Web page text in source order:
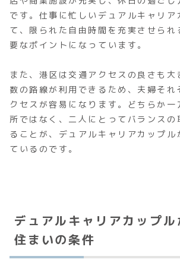
です。仕事に忙しいデュアルキャリア
て、限られた自由時間を充実させられ
要なポイントになっています。
また、港区は交通アクセスの良さも大
数の路線が利用できるため、夫婦それ
クセスが容易になります。どちらか一
所ではなく、二人にとってバランスの
ることが、デュアルキャリアカップル
ているのです。
デュアルキャリアカップル
住まいの条件